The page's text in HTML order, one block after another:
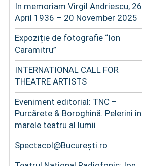
In memoriam Virgil Andriescu, 26
April 1936 – 20 November 2025
Expoziție de fotografie “Ion
Caramitru”
INTERNATIONAL CALL FOR
THEATRE ARTISTS
Eveniment editorial: TNC –
Purcărete & Boroghină. Pelerini în
marele teatru al lumii
Spectacol@București.ro